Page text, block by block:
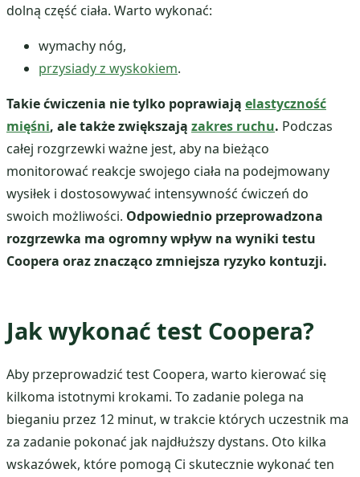
dolną część ciała. Warto wykonać:
wymachy nóg,
przysiady z wyskokiem.
Takie ćwiczenia nie tylko poprawiają elastyczność
mięśni, ale także zwiększają zakres ruchu. Podczas
całej rozgrzewki ważne jest, aby na bieżąco
monitorować reakcje swojego ciała na podejmowany
wysiłek i dostosowywać intensywność ćwiczeń do
swoich możliwości. Odpowiednio przeprowadzona
rozgrzewka ma ogromny wpływ na wyniki testu
Coopera oraz znacząco zmniejsza ryzyko kontuzji.
Jak wykonać test Coopera?
Aby przeprowadzić test Coopera, warto kierować się
kilkoma istotnymi krokami. To zadanie polega na
bieganiu przez 12 minut, w trakcie których uczestnik ma
za zadanie pokonać jak najdłuższy dystans. Oto kilka
wskazówek, które pomogą Ci skutecznie wykonać ten